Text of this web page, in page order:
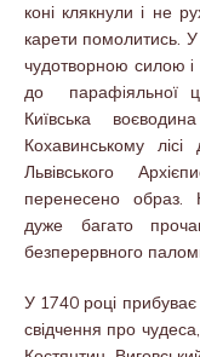
коні клякнули і не
карети помолитись.
чудотворною силою i
до парафiяльної
Київська
Кохавинському
Львівського
перенесено образ.
дуже багато
безперервного
У 1740 році прибуває
свідчення про